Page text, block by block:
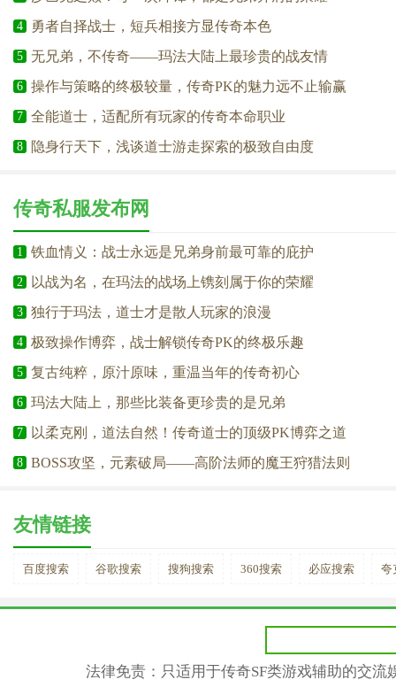
4 勇者自择战士，短兵相接方显传奇本色
5 无兄弟，不传奇——玛法大陆上最珍贵的战友情
6 操作与策略的终极较量，传奇PK的魅力远不止输赢
7 全能道士，适配所有玩家的传奇本命职业
8 隐身行天下，浅谈道士游走探索的极致自由度
传奇私服发布网
1 铁血情义：战士永远是兄弟身前最可靠的庇护
2 以战为名，在玛法的战场上镌刻属于你的荣耀
3 独行于玛法，道士才是散人玩家的浪漫
4 极致操作博弈，战士解锁传奇PK的终极乐趣
5 复古纯粹，原汁原味，重温当年的传奇初心
6 玛法大陆上，那些比装备更珍贵的是兄弟
7 以柔克刚，道法自然！传奇道士的顶级PK博弈之道
8 BOSS攻坚，元素破局——高阶法师的魔王狩猎法则
友情链接
百度搜索 谷歌搜索 搜狗搜索 360搜索 必应搜索 夸
法律免责：只适用于传奇SF类游戏辅助的交